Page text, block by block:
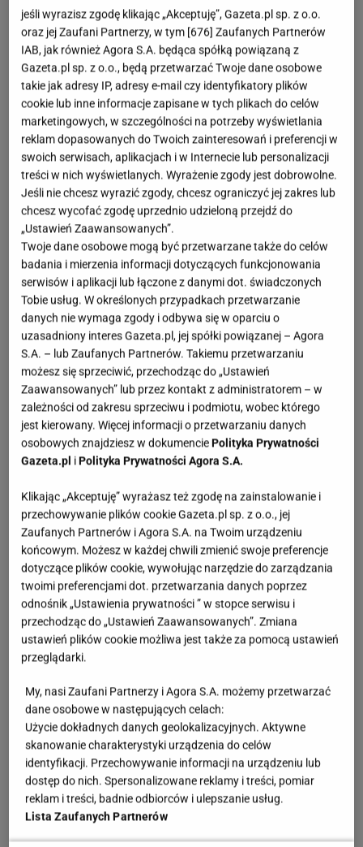
jeśli wyrazisz zgodę klikając „Akceptuję”, Gazeta.pl sp. z o.o.
oraz jej Zaufani Partnerzy, w tym [676] Zaufanych Partnerów
IAB, jak również Agora S.A. będąca spółką powiązaną z
Gazeta.pl sp. z o.o., będą przetwarzać Twoje dane osobowe
takie jak adresy IP, adresy e-mail czy identyfikatory plików
cookie lub inne informacje zapisane w tych plikach do celów
marketingowych, w szczególności na potrzeby wyświetlania
reklam dopasowanych do Twoich zainteresowań i preferencji w
swoich serwisach, aplikacjach i w Internecie lub personalizacji
treści w nich wyświetlanych. Wyrażenie zgody jest dobrowolne.
Jeśli nie chcesz wyrazić zgody, chcesz ograniczyć jej zakres lub
chcesz wycofać zgodę uprzednio udzieloną przejdź do
„Ustawień Zaawansowanych”.
Twoje dane osobowe mogą być przetwarzane także do celów
badania i mierzenia informacji dotyczących funkcjonowania
serwisów i aplikacji lub łączone z danymi dot. świadczonych
Tobie usług. W określonych przypadkach przetwarzanie
danych nie wymaga zgody i odbywa się w oparciu o
uzasadniony interes Gazeta.pl, jej spółki powiązanej – Agora
S.A. – lub Zaufanych Partnerów. Takiemu przetwarzaniu
możesz się sprzeciwić, przechodząc do „Ustawień
Zaawansowanych” lub przez kontakt z administratorem – w
zależności od zakresu sprzeciwu i podmiotu, wobec którego
jest kierowany. Więcej informacji o przetwarzaniu danych
osobowych znajdziesz w dokumenciePolityka Prywatności
Gazeta.pl iPolityka Prywatności Agora S.A.
Klikając „Akceptuję” wyrażasz też zgodę na zainstalowanie i
przechowywanie plików cookie Gazeta.pl sp. z o.o., jej
Zaufanych Partnerów i Agora S.A. na Twoim urządzeniu
końcowym. Możesz w każdej chwili zmienić swoje preferencje
dotyczące plików cookie, wywołując narzędzie do zarządzania
twoimi preferencjami dot. przetwarzania danych poprzez
odnośnik „Ustawienia prywatności ” w stopce serwisu i
przechodząc do „Ustawień Zaawansowanych”. Zmiana
ustawień plików cookie możliwa jest także za pomocą ustawień
przeglądarki.
My, nasi Zaufani Partnerzy i Agora S.A. możemy przetwarzać
dane osobowe w następujących celach:
Użycie dokładnych danych geolokalizacyjnych. Aktywne
skanowanie charakterystyki urządzenia do celów
identyfikacji. Przechowywanie informacji na urządzeniu lub
dostęp do nich. Spersonalizowane reklamy i treści, pomiar
reklam i treści, badnie odbiorców i ulepszanie usług.
Lista Zaufanych Partnerów